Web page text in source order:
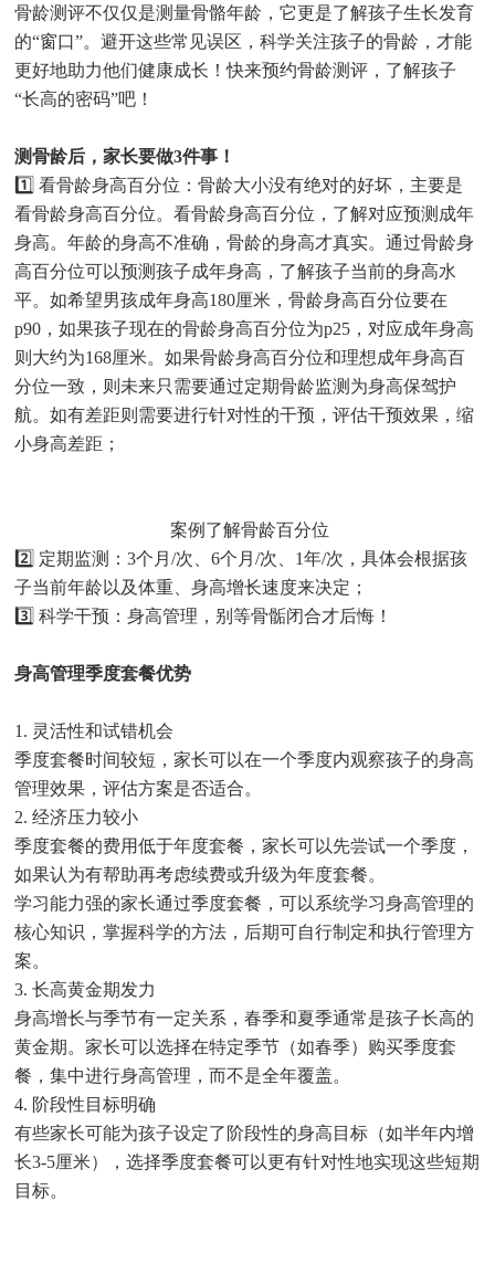
骨龄测评不仅仅是测量骨骼年龄，它更是了解孩子生长发育
的“窗口”。避开这些常见误区，科学关注孩子的骨龄，才能
更好地助力他们健康成长！快来预约骨龄测评，了解孩子
“长高的密码”吧！
测骨龄后，家长要做3件事！
1️⃣ 看骨龄身高百分位：骨龄大小没有绝对的好坏，主要是
看骨龄身高百分位。看骨龄身高百分位，了解对应预测成年
身高。年龄的身高不准确，骨龄的身高才真实。通过骨龄身
高百分位可以预测孩子成年身高，了解孩子当前的身高水
平。如希望男孩成年身高180厘米，骨龄身高百分位要在
p90，如果孩子现在的骨龄身高百分位为p25，对应成年身高
则大约为168厘米。如果骨龄身高百分位和理想成年身高百
分位一致，则未来只需要通过定期骨龄监测为身高保驾护
航。如有差距则需要进行针对性的干预，评估干预效果，缩
小身高差距；
案例了解骨龄百分位
2️⃣ 定期监测：3个月/次、6个月/次、1年/次，具体会根据孩
子当前年龄以及体重、身高增长速度来决定；
3️⃣ 科学干预：身高管理，别等骨骺闭合才后悔！
身高管理季度套餐优势
1. 灵活性和试错机会
季度套餐时间较短，家长可以在一个季度内观察孩子的身高
管理效果，评估方案是否适合。
2. 经济压力较小
季度套餐的费用低于年度套餐，家长可以先尝试一个季度，
如果认为有帮助再考虑续费或升级为年度套餐。
学习能力强的家长通过季度套餐，可以系统学习身高管理的
核心知识，掌握科学的方法，后期可自行制定和执行管理方
案。
3. 长高黄金期发力
身高增长与季节有一定关系，春季和夏季通常是孩子长高的
黄金期。家长可以选择在特定季节（如春季）购买季度套
餐，集中进行身高管理，而不是全年覆盖。
4. 阶段性目标明确
有些家长可能为孩子设定了阶段性的身高目标（如半年内增
长3-5厘米），选择季度套餐可以更有针对性地实现这些短期
目标。